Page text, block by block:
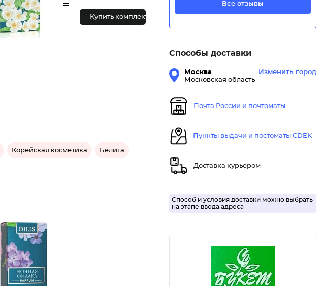
=
Купить комплект
Корейская косметика Белита
Духи Эк
Все отзывы
Способы доставки
Москва
Московская область
Изменить город
Почта России и почтоматы
Пункты выдачи и постоматы CDEK
Доставка курьером
Способ и условия доставки можно выбрать
на этапе ввода адреса